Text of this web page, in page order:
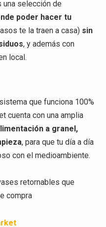
una selección de
poder hacer tu
te la traen a casa)sin
, y además con
local.
que funciona 100%
cuenta con una amplia
a granel,
, para que tu día a día
con el medioambiente.
retornables que
compra